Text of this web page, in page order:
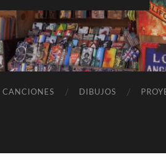
CANCIONES DIBUJOS